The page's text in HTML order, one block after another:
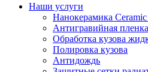
Наши услуги
Нанокерамика
Антигравийная
Обработка кузова
Полировка кузова
Антидождь